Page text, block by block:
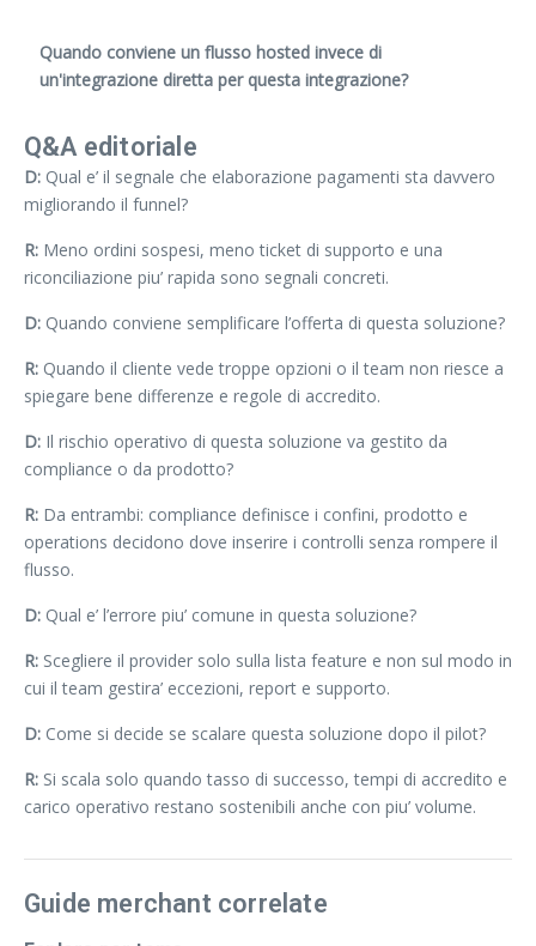
Quando conviene un flusso hosted invece di
un'integrazione diretta per questa integrazione?
Q&A editoriale
D: Qual e’ il segnale che elaborazione pagamenti sta davvero
migliorando il funnel?
R: Meno ordini sospesi, meno ticket di supporto e una
riconciliazione piu’ rapida sono segnali concreti.
D: Quando conviene semplificare l’offerta di questa soluzione?
R: Quando il cliente vede troppe opzioni o il team non riesce a
spiegare bene differenze e regole di accredito.
D: Il rischio operativo di questa soluzione va gestito da
compliance o da prodotto?
R: Da entrambi: compliance definisce i confini, prodotto e
operations decidono dove inserire i controlli senza rompere il
flusso.
D: Qual e’ l’errore piu’ comune in questa soluzione?
R: Scegliere il provider solo sulla lista feature e non sul modo in
cui il team gestira’ eccezioni, report e supporto.
D: Come si decide se scalare questa soluzione dopo il pilot?
R: Si scala solo quando tasso di successo, tempi di accredito e
carico operativo restano sostenibili anche con piu’ volume.
Guide merchant correlate